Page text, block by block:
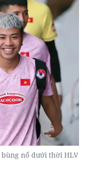
nổ dưới thời HLV